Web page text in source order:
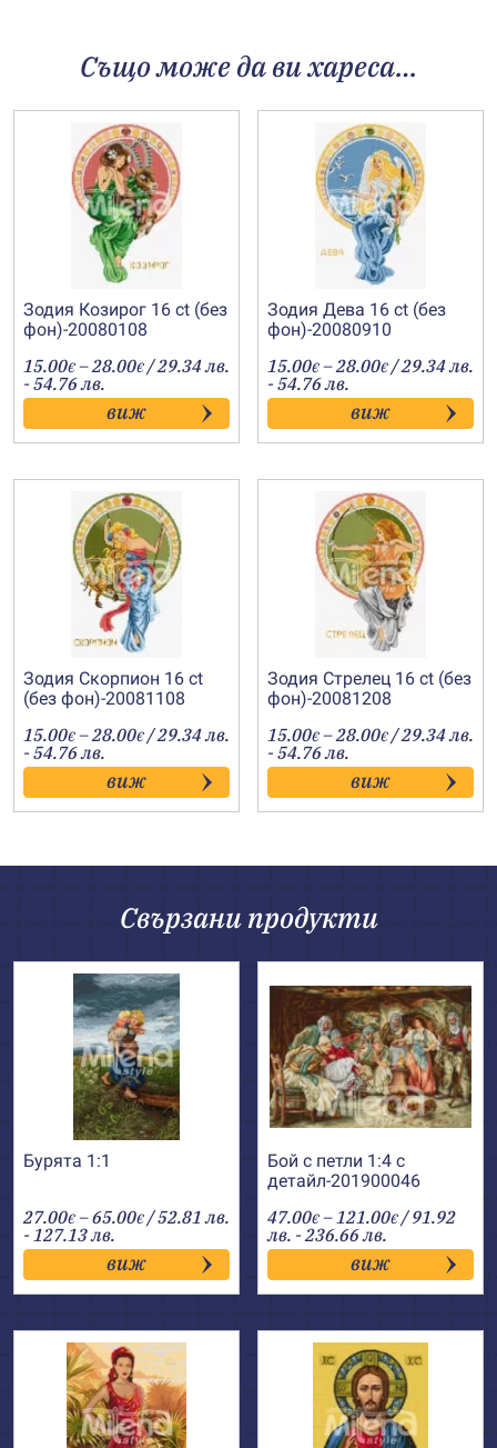
Също може да ви хареса…
Зодия Козирог 16 ct (без
фон)-20080108
15.00€ –28.00€Price
range:
15.00€
through
28.00€
/ 29.34 лв.
- 54.76 лв.
виж
Зодия Дева 16 ct (без
фон)-20080910
15.00€ –28.00€Price
range:
15.00€
through
28.00€
/ 29.34 лв.
- 54.76 лв.
виж
Зодия Скорпион 16 ct
(без фон)-20081108
15.00€ –28.00€Price
range:
15.00€
through
28.00€
/ 29.34 лв.
- 54.76 лв.
виж
Зодия Стрелец 16 ct (без
фон)-20081208
15.00€ –28.00€Price
range:
15.00€
through
28.00€
/ 29.34 лв.
- 54.76 лв.
виж
Свързани продукти
Бурята 1:1
27.00€ –65.00€Price
range:
27.00€
through
65.00€
/ 52.81 лв.
- 127.13 лв.
виж
Бой с петли 1:4 с
детайл-201900046
47.00€ –121.00€Price
range:
47.00€
through
121.00€
/ 91.92
лв. - 236.66 лв.
виж